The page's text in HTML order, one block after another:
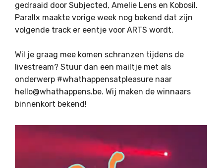
gedraaid door Subjected, Amelie Lens en Kobosil.
Parallx maakte vorige week nog bekend dat zijn
volgende track er eentje voor ARTS wordt.
Wil je graag mee komen schranzen tijdens de
livestream? Stuur dan een mailtje met als
onderwerp #whathappensatpleasure naar
hello@whathappens.be. Wij maken de winnaars
binnenkort bekend!